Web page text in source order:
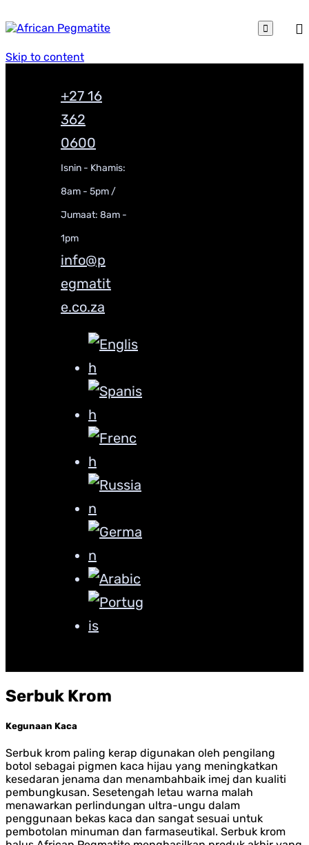

Skip to content
+27 16
362
0600
Isnin - Khamis:
8am - 5pm /
Jumaat: 8am -
1pm
info@p
egmatit
e.co.za
Serbuk Krom
Kegunaan Kaca
Serbuk krom paling kerap digunakan oleh pengilang
botol sebagai pigmen kaca hijau yang meningkatkan
kesedaran jenama dan menambahbaik imej dan kualiti
pembungkusan. Sesetengah letau warna malah
menawarkan perlindungan ultra-ungu dalam
penggunaan bekas kaca dan sangat sesuai untuk
pembotolan minuman dan farmaseutikal. Serbuk krom